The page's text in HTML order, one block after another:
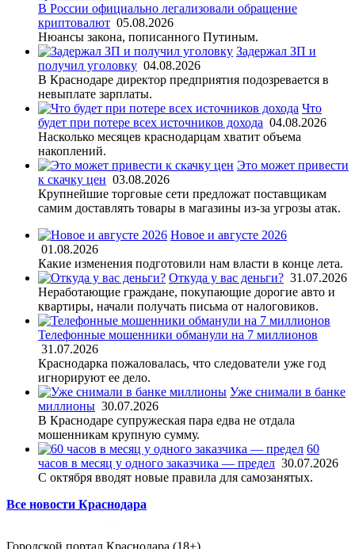
В России официально легализовали обращение
криптовалют 05.08.2026
Нюансы закона, пописанного Путиным.
Задержал ЗП и
получил уголовку 04.08.2026
В Краснодаре директор предприятия подозревается в
невыплате зарплаты.
Что
будет при потере всех источников дохода 04.08.2026
Насколько месяцев краснодарцам хватит объема
накоплений.
Это может привести
к скачку цен 03.08.2026
Крупнейшие торговые сети предложат поставщикам
самим доставлять товары в магазины из-за угрозы атак.
Новое и августе 2026
01.08.2026
Какие изменения подготовили нам власти в конце лета.
Откуда у вас деньги? 31.07.2026
Неработающие граждане, покупающие дорогие авто и
квартиры, начали получать письма от налоговиков.
Телефонные мошенники обманули на 7 миллионов
31.07.2026
Краснодарка пожаловалась, что следователи уже год
игнорируют ее дело.
Уже снимали в банке
миллионы 30.07.2026
В Краснодаре супружеская пара едва не отдала
мошенникам крупную сумму.
60
часов в месяц у одного заказчика — предел 30.07.2026
С октября вводят новые правила для самозанятых.
Все новости Краснодара
Городской портал Краснодара (18+)